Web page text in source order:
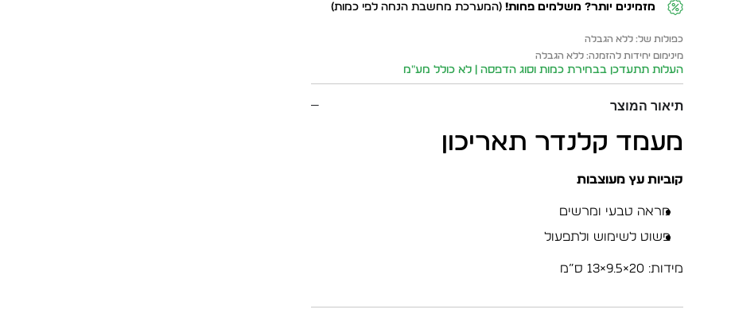
מזמינים יותר? משלמים פחות! (המערכת מחשבת הנחה לפי כמות)
כפולות של: ללא הגבלה
מינימום יחידות להזמנה: ללא הגבלה
העלות תתעדכן בבחירת כמות וסוג הדפסה | לא כולל מע״מ
תיאור המוצר
מעמד קלנדר תאריכון
קוביות עץ מעוצבות
מראה טבעי ומרשים
פשוט לשימוש ולתפעול
מידות: 20×9.5×13 ס”מ